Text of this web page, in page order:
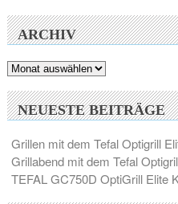
ARCHIV
Archiv
NEUESTE BEITRÄGE
Grillen mit dem Tefal Optigrill
Grillabend mit dem Tefal
TEFAL GC750D OptiGrill Elite